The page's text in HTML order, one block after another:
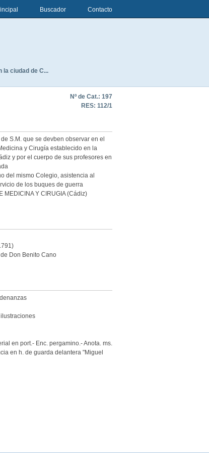
Buscador Contacto
la ciudad de C...
Nº de Cat.: 197
RES: 112/1
S.M. que se devben observar en el
y Cirugía establecido en la
y por el cuerpo de sus profesores en
del mismo Colegio, asistencia al
de los buques de guerra
MEDICINA Y CIRUGIA (Cádiz)
Don Benito Cano
en port.- Enc. pergamino.- Anota. ms.
en h. de guarda delantera "Miguel